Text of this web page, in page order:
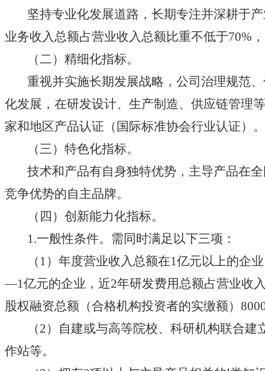
坚持专业化发展道路，长期专注并深耕于产
业务收入总额占营业收入总额比重不低于70%
（二）精细化指标。
重视并实施长期发展战略，公司治理规范、
化发展，在研发设计、生产制造、供应链管理
家和地区产品认证（国际标准协会行业认证）
（三）特色化指标。
技术和产品有自身独特优势，主导产品在全
竞争优势的自主品牌。
（四）创新能力化指标。
1.一般性条件。需同时满足以下三项：
（1）年度营业收入总额在1亿元以上的企业
—1亿元的企业，近2年研发费用总额占营业收
股权融资总额（合格机构投资者的实缴额）
（2）自建或与高等院校、科研机构联合建
作站等。